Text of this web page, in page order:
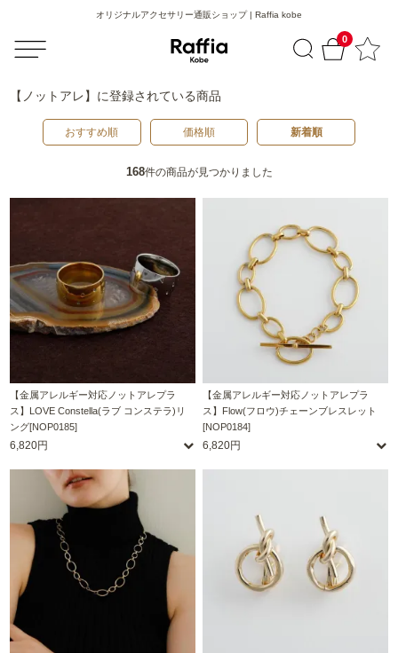
0
オリジナルアクセサリー通販ショップ | Raffia kobe
【ノットアレ】 に登録されている商品
おすすめ順 価格順 新着順
168件の商品が見つかりました
【金属アレルギー対応ノットアレプラ
ス】LOVE Constella(ラブ コンステラ)リ
ング[NOP0185]
6,820円
【金属アレルギー対応ノットアレプラ
ス】Flow(フロウ)チェーンブレスレット
[NOP0184]
6,820円